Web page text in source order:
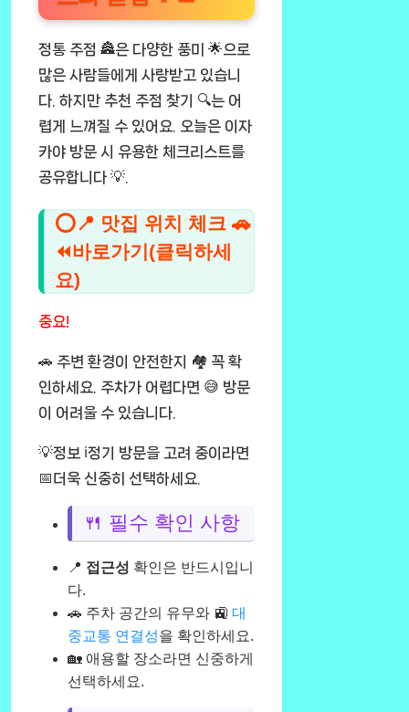
정통 주점 🏯은 다양한 풍미 🌟으로
많은 사람들에게 사랑받고 있습니
다. 하지만 추천 주점 찾기 🔍는 어
렵게 느껴질 수 있어요. 오늘은 이자
카야 방문 시 유용한 체크리스트를
공유합니다 💡.
⭕📍 맛집 위치 체크 🚗
⏪바로가기(클릭하세
요)
중요!
🚗 주변 환경이 안전한지 🏘️ 꼭 확
인하세요. 주차가 어렵다면 😅 방문
이 어려울 수 있습니다.
💡정보 ℹ️정기 방문을 고려 중이라면
📅더욱 신중히 선택하세요.
🍴 필수 확인 사항
📍 접근성 확인은 반드시입니
다.
🚗 주차 공간의 유무와 🚉 대
중교통 연결성을 확인하세요.
🏡 애용할 장소라면 신중하게
선택하세요.